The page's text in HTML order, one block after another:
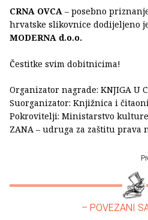
CRNA OVCA – posebno
hrvatske slikovnice dodijeljeno
MODERNA d.o.o.
Čestitke svim dobitnicima!
Organizator nagrade: KNJIGA U
Suorganizator: Knjižnica i
Pokrovitelji: Ministarstvo
ZANA – udruga za zaštitu prava
– POVEZANI